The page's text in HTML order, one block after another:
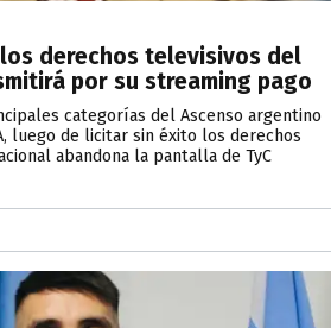
los derechos televisivos del
por su streaming pago
categorías del Ascenso argentino
luego de licitar sin éxito los derechos
abandona la pantalla de TyC